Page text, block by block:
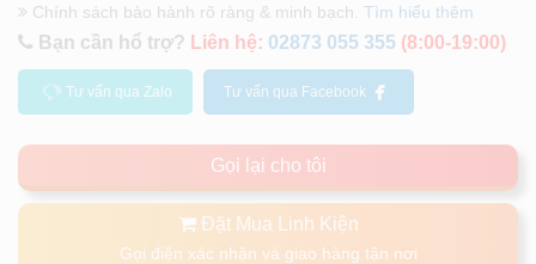
Chính sách bảo hành rõ ràng & minh bạch. Tìm hiểu thêm
Bạn cần hổ trợ? Liên hệ: 02873 055 355 (8:00-19:00)
Tư vấn qua Zalo Tư vấn qua Facebook
Gọi lại cho tôi
Đặt Mua Linh Kiện
Gọi điện xác nhận và giao hàng tận nơi